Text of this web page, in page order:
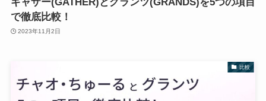
で徹底比較！
2023年11月2日
比較